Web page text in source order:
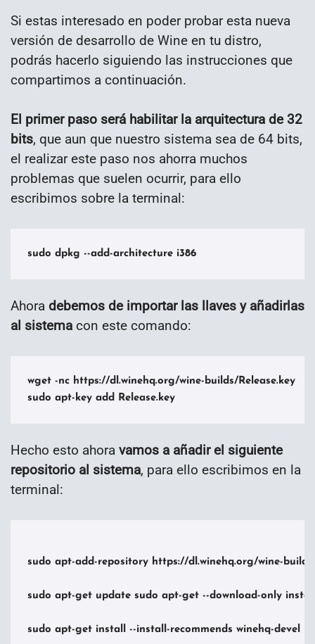
Si estas interesado en poder probar esta nueva
versión de desarrollo de Wine en tu distro,
podrás hacerlo siguiendo las instrucciones que
compartimos a continuación.
El primer paso será habilitar la arquitectura de 32
bits, que aun que nuestro sistema sea de 64 bits,
el realizar este paso nos ahorra muchos
problemas que suelen ocurrir, para ello
escribimos sobre la terminal:
sudo dpkg --add-architecture i386
Ahora debemos de importar las llaves y añadirlas
al sistema con este comando:
wget -nc https://dl.winehq.org/wine-builds/Release.key
sudo apt-key add Release.key
Hecho esto ahora vamos a añadir el siguiente
repositorio al sistema, para ello escribimos en la
terminal:
sudo apt-add-repository https://dl.winehq.org/wine-
sudo apt-get update sudo apt-get --download-only
sudo apt-get install --install-recommends winehq-devel